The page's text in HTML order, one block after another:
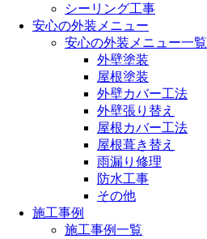
シーリング工事
安心の外装メニュー
安心の外装メニュー一覧
外壁塗装
屋根塗装
外壁カバー工法
外壁張り替え
屋根カバー工法
屋根葺き替え
雨漏り修理
防水工事
その他
施工事例
施工事例一覧